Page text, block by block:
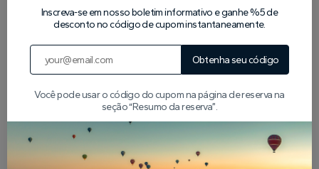
Inscreva-se em nosso boletim informativo e ganhe %5 de
desconto no código de cupom instantaneamente.
Obtenha seu código
Você pode usar o código do cupom na página de reserva na
seção “Resumo da reserva”.